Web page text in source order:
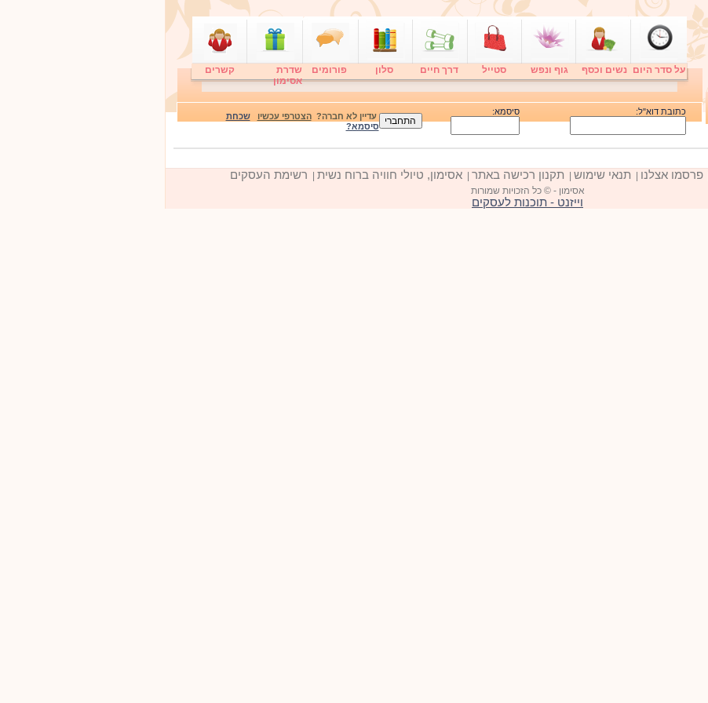
על סדר היום נשים וכסף גוף ונפש סטייל דרך חיים סלון פורומים
שדרת
אסימון
קשרים
כתובת דוא"ל: סיסמא: עדיין לא חברה?הצטרפי עכשיו
שכחת
סיסמא?
|פרסמו אצלנו תנאי שימוש תקנון רכישה באתר |אסימון, טיולי חוויה ברוח נשית רשימת העסקים
אסימון - © כל הזכויות שמורות
וייזנט - תוכנות לעסקים